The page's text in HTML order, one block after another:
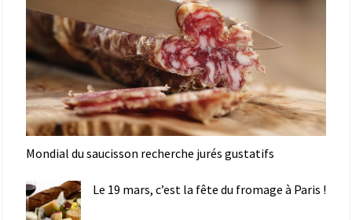
Mondial du saucisson recherche jurés gustatifs
Le 19 mars, c’est la fête du fromage à Paris !